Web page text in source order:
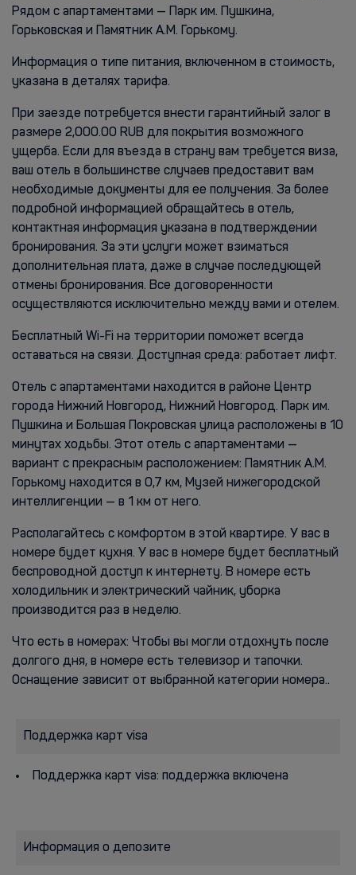
Рядом с апартаментами — Парк им. Пушкина,
Горьковская и Памятник А.М. Горькому.
Информация о типе питания, включенном в стоимость,
указана в деталях тарифа.
При заезде потребуется внести гарантийный залог в
размере 2,000.00 RUB для покрытия возможного
ущерба. Если для въезда в страну вам требуется виза,
ваш отель в большинстве случаев предоставит вам
необходимые документы для ее получения. За более
подробной информацией обращайтесь в отель,
контактная информация указана в подтверждении
бронирования. За эти услуги может взиматься
дополнительная плата, даже в случае последующей
отмены бронирования. Все договоренности
осуществляются исключительно между вами и отелем.
Бесплатный Wi-Fi на территории поможет всегда
оставаться на связи. Доступная среда: работает лифт.
Отель с апартаментами находится в районе Центр
города Нижний Новгород, Нижний Новгород. Парк им.
Пушкина и Большая Покровская улица расположены в 10
минутах ходьбы. Этот отель с апартаментами —
вариант с прекрасным расположением: Памятник А.М.
Горькому находится в 0,7 км, Музей нижегородской
интеллигенции — в 1 км от него.
Располагайтесь с комфортом в этой квартире. У вас в
номере будет кухня. У вас в номере будет бесплатный
беспроводной доступ к интернету. В номере есть
холодильник и электрический чайник, уборка
производится раз в неделю.
Что есть в номерах: Чтобы вы могли отдохнуть после
долгого дня, в номере есть телевизор и тапочки.
Оснащение зависит от выбранной категории номера..
Поддержка карт visa
Поддержка карт visa: поддержка включена
Информация о депозите